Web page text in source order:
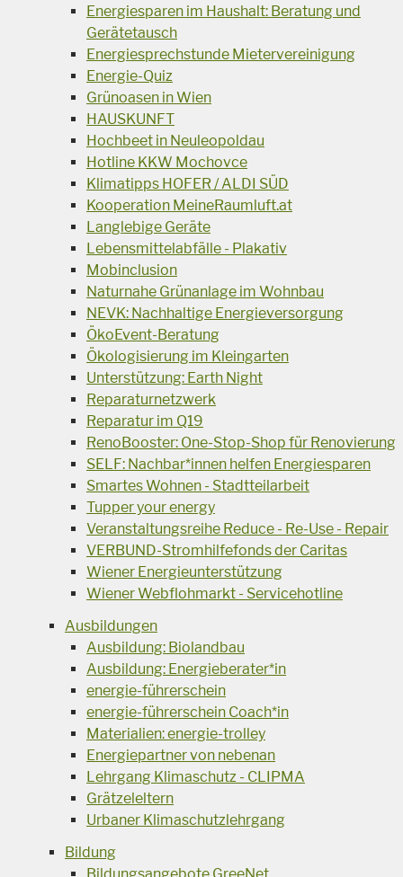
Energiesparen im Haushalt: Beratung und
Gerätetausch
Energiesprechstunde Mietervereinigung
Energie-Quiz
Grünoasen in Wien
HAUSKUNFT
Hochbeet in Neuleopoldau
Hotline KKW Mochovce
Klimatipps HOFER / ALDI SÜD
Kooperation MeineRaumluft.at
Langlebige Geräte
Lebensmittelabfälle - Plakativ
Mobinclusion
Naturnahe Grünanlage im Wohnbau
NEVK: Nachhaltige Energieversorgung
ÖkoEvent-Beratung
Ökologisierung im Kleingarten
Unterstützung: Earth Night
Reparaturnetzwerk
Reparatur im Q19
RenoBooster: One-Stop-Shop für Renovierung
SELF: Nachbar*innen helfen Energiesparen
Smartes Wohnen - Stadtteilarbeit
Tupper your energy
Veranstaltungsreihe Reduce - Re-Use - Repair
VERBUND-Stromhilfefonds der Caritas
Wiener Energieunterstützung
Wiener Webflohmarkt - Servicehotline
Ausbildungen
Ausbildung: Biolandbau
Ausbildung: Energieberater*in
energie-führerschein
energie-führerschein Coach*in
Materialien: energie-trolley
Energiepartner von nebenan
Lehrgang Klimaschutz - CLIPMA
Grätzeleltern
Urbaner Klimaschutzlehrgang
Bildung
Bildungsangebote GreeNet